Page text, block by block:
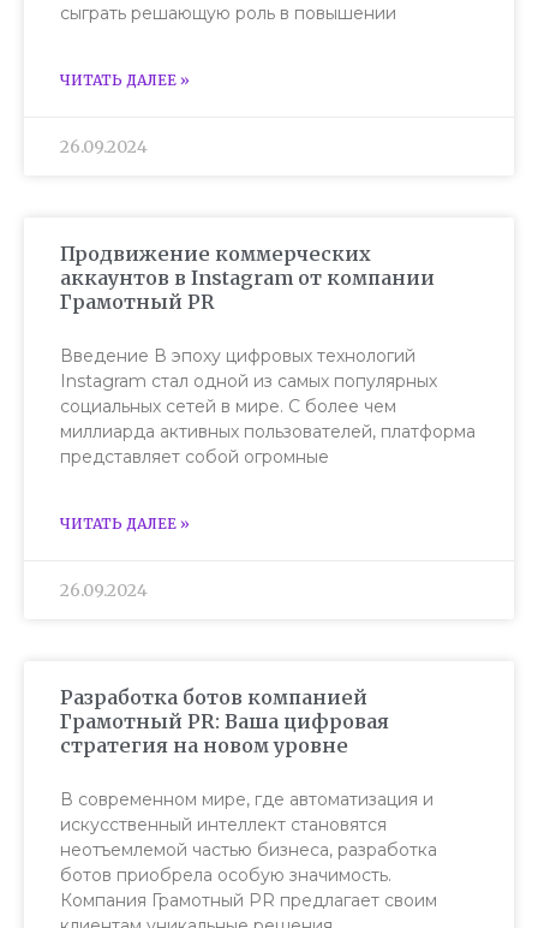
сыграть решающую роль в повышении
ЧИТАТЬ ДАЛЕЕ »
26.09.2024
Продвижение коммерческих
аккаунтов в Instagram от компании
Грамотный PR
Введение В эпоху цифровых технологий
Instagram стал одной из самых популярных
социальных сетей в мире. С более чем
миллиарда активных пользователей, платформа
представляет собой огромные
ЧИТАТЬ ДАЛЕЕ »
26.09.2024
Разработка ботов компанией
Грамотный PR: Ваша цифровая
стратегия на новом уровне
В современном мире, где автоматизация и
искусственный интеллект становятся
неотъемлемой частью бизнеса, разработка
ботов приобрела особую значимость.
Компания Грамотный PR предлагает своим